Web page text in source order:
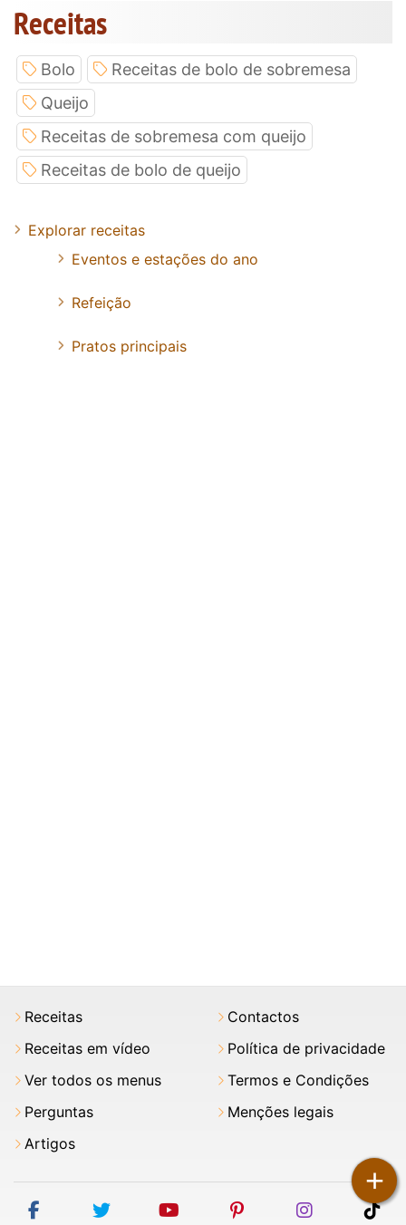
+
Receitas
Bolo
Receitas de bolo de sobremesa
Queijo
Receitas de sobremesa com queijo
Receitas de bolo de queijo
Explorar receitas
Eventos e estações do ano
Refeição
Pratos principais
Receitas
Receitas em vídeo
Ver todos os menus
Perguntas
Artigos
Contactos
Política de privacidade
Termos e Condições
Menções legais
facebooktwitter youtubepinterestinstagram